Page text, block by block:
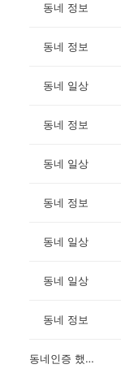
동네 정보
동네 정보
동네 일상
동네 정보
동네 일상
동네 정보
동네 일상
동네 일상
동네 정보
동네인증 했어요